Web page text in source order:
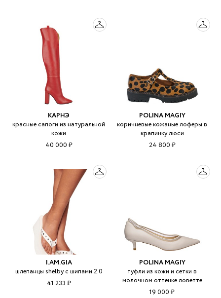
КАРНЭ
красные сапоги из натуральной
кожи
40 000 ₽
POLINA MAGIY
коричневые кожаные лоферы в
крапинку люси
24 800 ₽
I.AM.GIA
шлепанцы shelby с шипами 2.0
41 233 ₽
POLINA MAGIY
туфли из кожи и сетки в
молочном оттенке ловетте
19 000 ₽